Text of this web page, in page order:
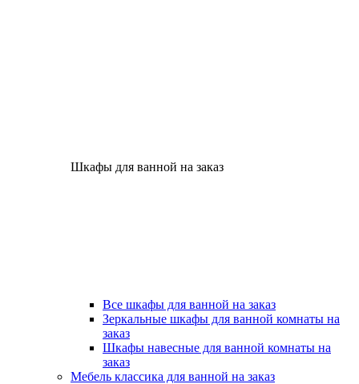
Шкафы для ванной на заказ
Все шкафы для ванной на заказ
Зеркальные шкафы для ванной комнаты на
заказ
Шкафы навесные для ванной комнаты на
заказ
Мебель классика для ванной на заказ